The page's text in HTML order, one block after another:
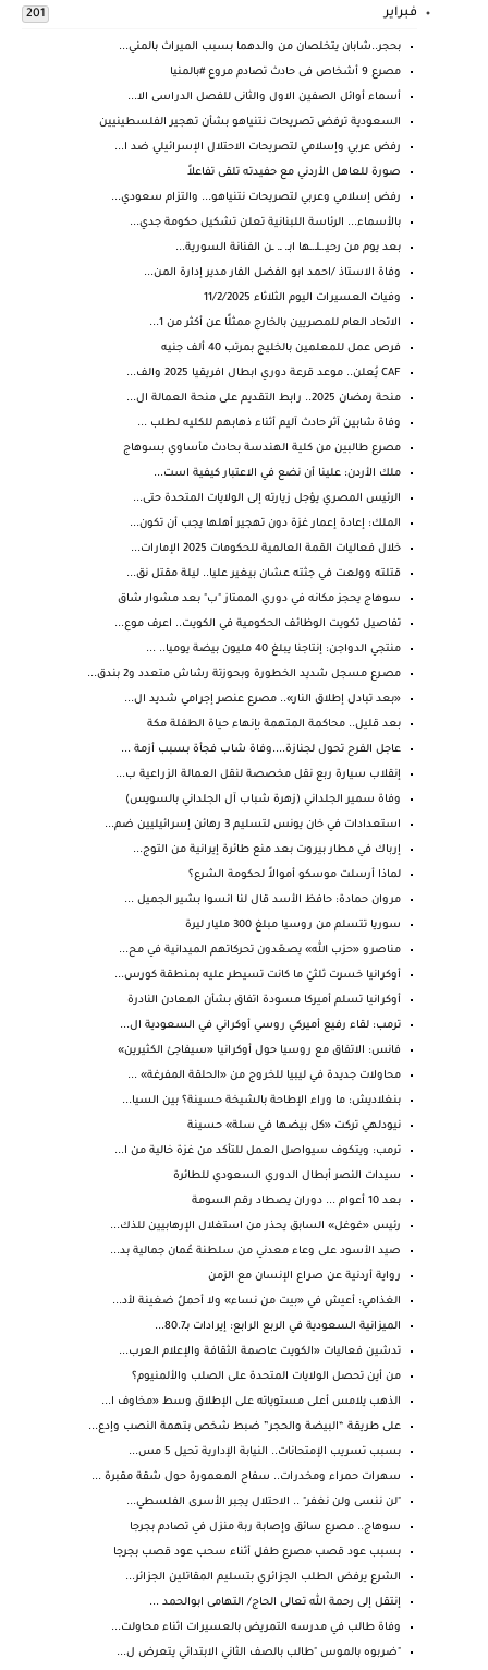
فبراير 201
بحجر..شابان يتخلصان من والدهما بسبب الميراث بالمني...
مصرع 9 أشخاص فى حادث تصادم مروع #بالمنيا
أسماء أوائل الصفين الاول والثانى للفصل الدراسى الا...
السعودية ترفض تصريحات نتنياهو بشأن تهجير الفلسطينيين
رفض عربي وإسلامي لتصريحات الاحتلال الإسرائيلي ضد ا...
صورة للعاهل الأردني مع حفيدته تلقى تفاعلاً
رفض إسلامي وعربي لتصريحات نتنياهو... والتزام سعودي...
بالأسماء... الرئاسة اللبنانية تعلن تشكيل حكومة جدي...
بعد يوم من رحيـ.ـلـ.ـها ابـ. ـ. ـن الفنانة السورية...
وفاة الاستاذ /احمد ابو الفضل الفار مدير إدارة المن...
وفيات العسيرات اليوم الثلاثاء 11/2/2025
الاتحاد العام للمصريين بالخارج ممثلًا عن أكثر من 1...
فرص عمل للمعلمين بالخليج بمرتب 40 ألف جنيه
CAF يُعلن.. موعد قرعة دوري ابطال افريقيا 2025 والف...
منحة رمضان 2025.. رابط التقديم على منحة العمالة ال...
وفاة شابين آثر حادث آليم أثناء ذهابهم للكليه لطلب ...
مصرع طالبين من كلية الهندسة بحادث مأساوي بسوهاج
ملك ⁧‫الأردن‬⁩: علينا أن نضع في الاعتبار كيفية است...
الرئيس المصري يؤجل زيارته إلى الولايات المتحدة حتى...
الملك: إعادة إعمار غزة دون تهجير أهلها يجب أن تكون...
خلال فعاليات القمة العالمية للحكومات 2025 الإمارات...
قتلته وولعت في جثته عشان بيغير عليا.. ليلة مقتل نق...
سوهاج يحجز مكانه في دوري الممتاز "ب" بعد مشوار شاق
تفاصيل تكويت الوظائف الحكومية في الكويت.. اعرف موع...
منتجي الدواجن: إنتاجنا يبلغ 40 مليون بيضة يوميا.. ...
مصـرع مسجل شديد الخطورة وبحوزتة رشاش متعدد و2 بندق...
«بعد تبادل إطلاق النار».. مصرع عنصر إجرامي شديد ال...
بعد قليل.. محاكمة المتهمة بإنهاء حياة الطفلة مكة
عاجل الفرح تحول لجنازة....وفاة شاب فجأة بسبب أزمة ...
إنقلاب سيارة ربع نقل مخصصة لنقل العمالة الزراعية ب...
وفاة سمير الجلداني (زهرة شباب آل الجلداني بالسويس)
استعدادات في خان يونس لتسليم 3 رهائن إسرائيليين ضم...
إرباك في مطار بيروت بعد منع طائرة إيرانية من التوج...
لماذا أرسلت موسكو أموالاً لحكومة الشرع؟
مروان حمادة: حافظ الأسد قال لنا انسوا بشير الجميل ...
سوريا تتسلم من روسيا مبلغ 300 مليار ليرة
مناصرو «حزب الله» يصعّدون تحركاتهم الميدانية في مح...
أوكرانيا خسرت ثلثيْ ما كانت تسيطر عليه بمنطقة كورس...
أوكرانيا تسلم أميركا مسودة اتفاق بشأن المعادن النادرة
ترمب: لقاء رفيع أميركي روسي أوكراني في السعودية ال...
فانس: الاتفاق مع روسيا حول أوكرانيا «سيفاجئ الكثيرين»
محاولات جديدة في ليبيا للخروج من «الحلقة المفرغة» ...
بنغلاديش: ما وراء الإطاحة بالشيخة حسينة؟ بين السيا...
نيودلهي تركت «كل بيضها في سلة» حسينة
ترمب: ويتكوف سيواصل العمل للتأكد من غزة خالية من ا...
سيدات النصر أبطال الدوري السعودي للطائرة
بعد 10 أعوام ... دوران يصطاد رقم السومة
رئيس «غوغل» السابق يحذر من استغلال الإرهابيين للذك...
صيد الأسود على وعاء معدني من سلطنة عُمان جمالية بد...
رواية أردنية عن صراع الإنسان مع الزمن
الغذامي: أعيش في «بيت من نساء» ولا أحملُ ضغينة لأد...
الميزانية السعودية في الربع الرابع: إيرادات بـ80.7...
تدشين فعاليات «الكويت عاصمة الثقافة والإعلام العرب...
من أين تحصل الولايات المتحدة على الصلب والألمنيوم؟
الذهب يلامس أعلى مستوياته على الإطلاق وسط «مخاوف ا...
على طريقة “البيضة والحجر” ضبط شخص بتهمة النصب وإدع...
بسبب تسريب الإمتحانات.. النيابة الإدارية تحيل 5 مس...
سهرات حمراء ومخدرات.. سفاح المعمورة حول شقة مقبرة ...
"لن ننسى ولن نغفر" .. الاحتلال يجبر الأسرى الفلسطي...
سوهاج.. مصرع سائق وإصابة ربة منزل في تصادم بجرجا
بسبب عود قصب مصرع طفل أثناء سحب عود قصب بجرجا
الشرع يرفض الطلب الجزائري بتسليم المقاتلين الجزائر...
إنتقل إلى رحمة الله تعالى الحاج/ التهامى ابوالحمد ...
وفاة طالب في مدرسه التمريض بالعسيرات اثناء محاولت...
"ضربوه بالموس "طالب بالصف الثاني الابتدائي يتعرض ل...